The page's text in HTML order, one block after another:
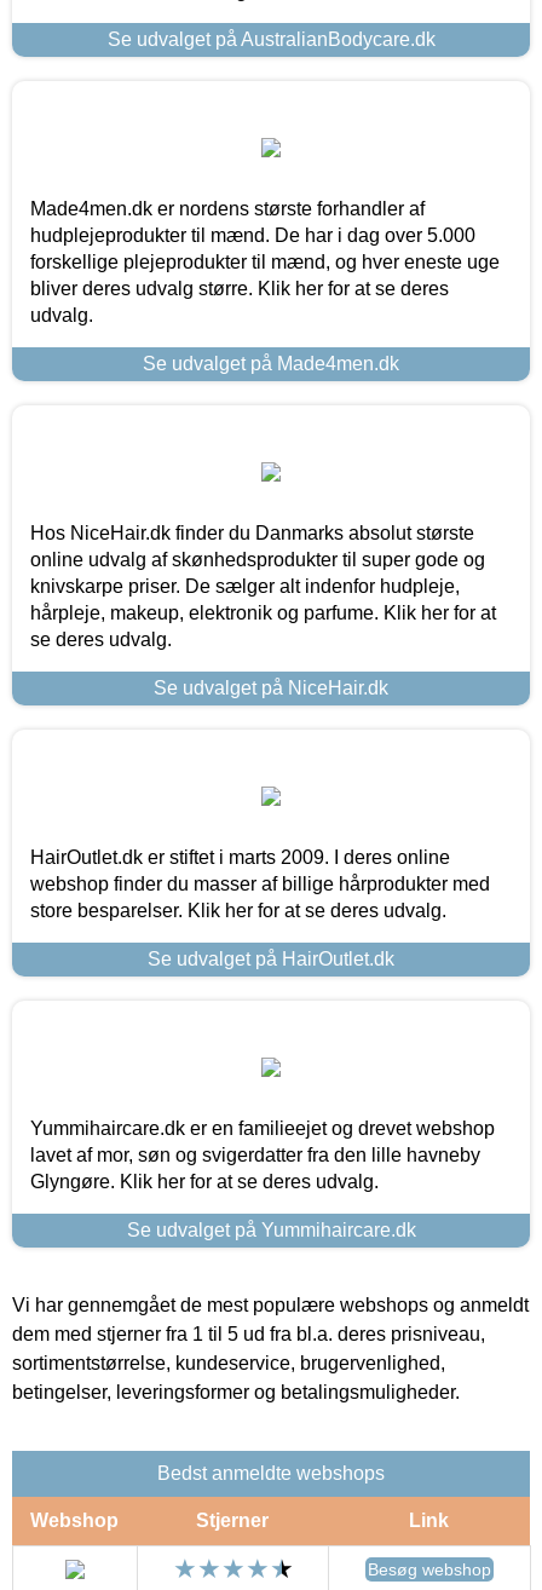
Se udvalget på AustralianBodycare.dk
Made4men.dk er nordens største forhandler af
hudplejeprodukter til mænd. De har i dag over 5.000
forskellige plejeprodukter til mænd, og hver eneste uge
bliver deres udvalg større. Klik her for at se deres
udvalg.
Se udvalget på Made4men.dk
Hos NiceHair.dk finder du Danmarks absolut største
online udvalg af skønhedsprodukter til super gode og
knivskarpe priser. De sælger alt indenfor hudpleje,
hårpleje, makeup, elektronik og parfume. Klik her for at
se deres udvalg.
Se udvalget på NiceHair.dk
HairOutlet.dk er stiftet i marts 2009. I deres online
webshop finder du masser af billige hårprodukter med
store besparelser. Klik her for at se deres udvalg.
Se udvalget på HairOutlet.dk
Yummihaircare.dk er en familieejet og drevet webshop
lavet af mor, søn og svigerdatter fra den lille havneby
Glyngøre. Klik her for at se deres udvalg.
Se udvalget på Yummihaircare.dk
Vi har gennemgået de mest populære webshops og anmeldt
dem med stjerner fra 1 til 5 ud fra bl.a. deres prisniveau,
sortimentstørrelse, kundeservice, brugervenlighed,
betingelser, leveringsformer og betalingsmuligheder.
Bedst anmeldte webshops
Webshop Stjerner Link
Besøg webshop